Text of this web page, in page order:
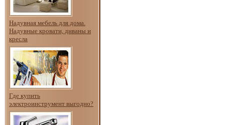
Надувная мебель для дома.
Надувные кровати, диваны и
кресла
Где купить
электроинструмент выгодно?